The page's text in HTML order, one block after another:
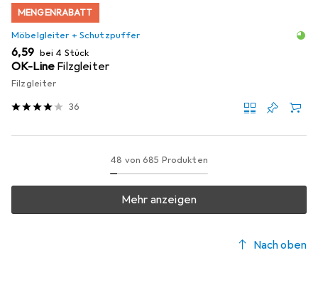
MENGENRABATT
Möbelgleiter + Schutzpuffer
EUR
6,59 bei 4 Stück
OK-Line Filzgleiter
Filzgleiter
36
48 von 685 Produkten
Mehr anzeigen
Nach oben